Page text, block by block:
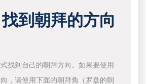
到朝拜的方向
找到自己的朝拜方向。如果要使用
，请使用下面的朝拜角（罗盘的朝